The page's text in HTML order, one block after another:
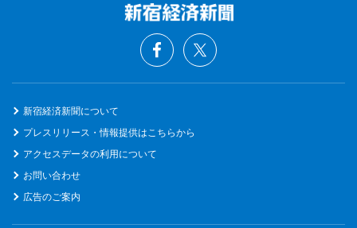
新宿経済新聞について
プレスリリース・情報提供はこちらから
アクセスデータの利用について
お問い合わせ
広告のご案内